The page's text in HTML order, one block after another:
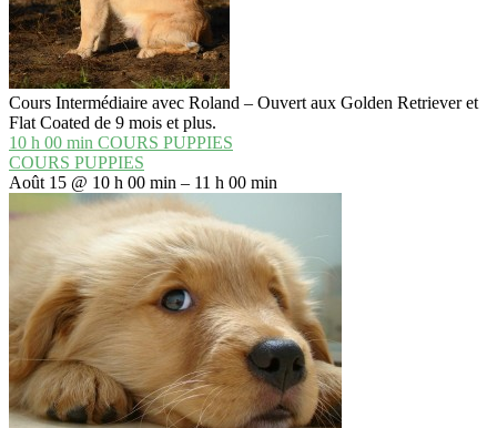
Cours Intermédiaire avec Roland – Ouvert aux Golden Retriever et
Flat Coated de 9 mois et plus.
10 h 00 min COURS PUPPIES
COURS PUPPIES
Août 15 @ 10 h 00 min – 11 h 00 min